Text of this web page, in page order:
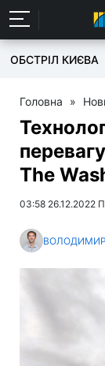
ОБСТРІЛ КИЄВА
Головна »
The
03:58 26.12.2022